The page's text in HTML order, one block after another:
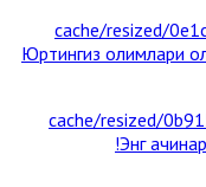
Юртингиз олимлари
Энг